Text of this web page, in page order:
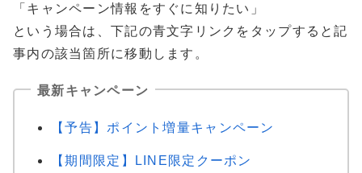
「キャンペーン情報をすぐに知りたい」
という場合は、下記の青文字リンクをタップすると記
事内の該当箇所に移動します。
最新キャンペーン
【予告】ポイント増量キャンペーン
【期間限定】LINE限定クーポン